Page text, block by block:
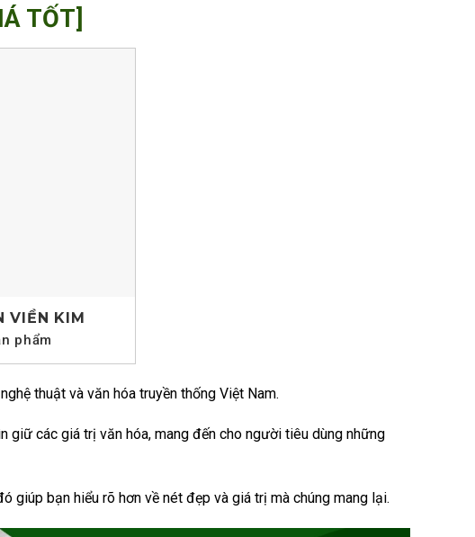
TỐT]
VIỀN KIM
phẩm
thuật và văn hóa truyền thống Việt Nam.
giữ các giá trị văn hóa, mang đến cho người tiêu dùng những
giúp bạn hiểu rõ hơn về nét đẹp và giá trị mà chúng mang lại.